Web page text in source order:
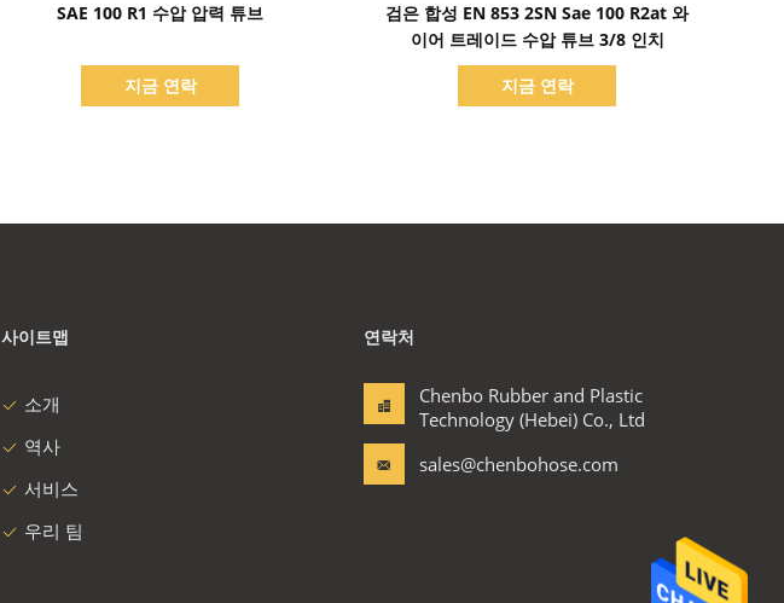
SAE 100 R1 수압 압력 튜브
지금 연락
검은 합성 EN 853 2SN Sae 100 R2at 와
이어 트레이드 수압 튜브 3/8 인치
지금 연락
사이트맵
소개
역사
서비스
우리 팀
연락처
Chenbo Rubber and Plastic
Technology (Hebei) Co., Ltd
sales@chenbohose.com